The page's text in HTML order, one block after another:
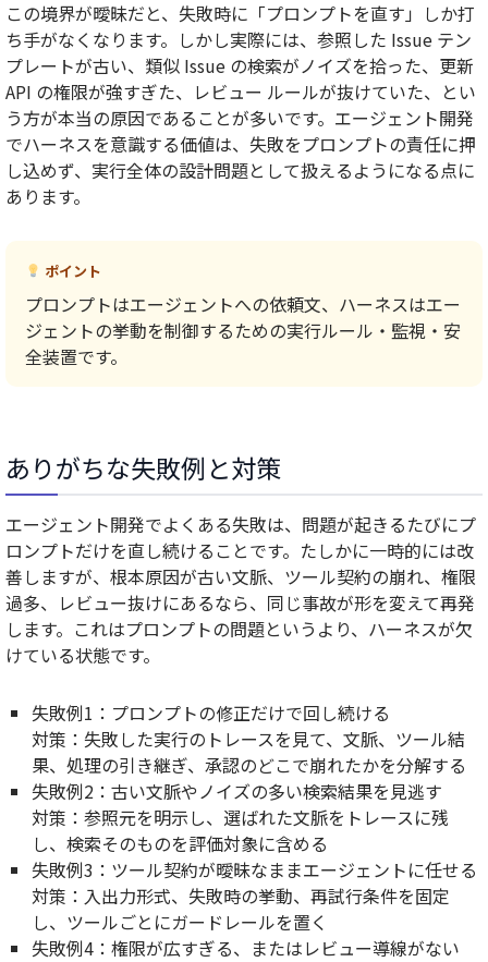
この境界が曖昧だと、失敗時に「プロンプトを直す」しか打
ち手がなくなります。しかし実際には、参照した Issue テン
プレートが古い、類似 Issue の検索がノイズを拾った、更新
API の権限が強すぎた、レビュー ルールが抜けていた、とい
う方が本当の原因であることが多いです。エージェント開発
でハーネスを意識する価値は、失敗をプロンプトの責任に押
し込めず、実行全体の設計問題として扱えるようになる点に
あります。
ポイント
プロンプトはエージェントへの依頼文、ハーネスはエー
ジェントの挙動を制御するための実行ルール・監視・安
全装置です。
ありがちな失敗例と対策
エージェント開発でよくある失敗は、問題が起きるたびにプ
ロンプトだけを直し続けることです。たしかに一時的には改
善しますが、根本原因が古い文脈、ツール契約の崩れ、権限
過多、レビュー抜けにあるなら、同じ事故が形を変えて再発
します。これはプロンプトの問題というより、ハーネスが欠
けている状態です。
失敗例1：プロンプトの修正だけで回し続ける
対策：失敗した実行のトレースを見て、文脈、ツール結
果、処理の引き継ぎ、承認のどこで崩れたかを分解する
失敗例2：古い文脈やノイズの多い検索結果を見逃す
対策：参照元を明示し、選ばれた文脈をトレースに残
し、検索そのものを評価対象に含める
失敗例3：ツール契約が曖昧なままエージェントに任せる
対策：入出力形式、失敗時の挙動、再試行条件を固定
し、ツールごとにガードレールを置く
失敗例4：権限が広すぎる、またはレビュー導線がない